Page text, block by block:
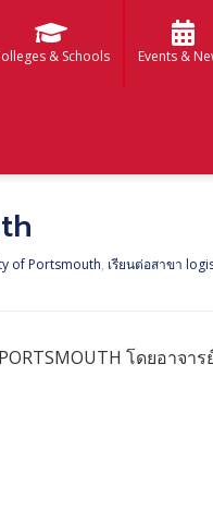
& Schools Events &
of Portsmouth, เรียนต่อสาขา
โดยอาจา